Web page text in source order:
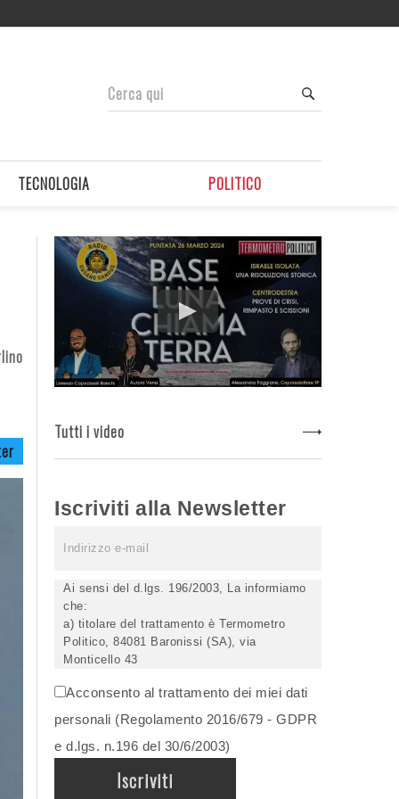
TECNOLOGIA POLITICO
Tutti i video
Iscriviti alla Newsletter
Ai sensi del d.lgs. 196/2003, La informiamo
che:
a) titolare del trattamento è Termometro
Politico, 84081 Baronissi (SA), via
Monticello 43
elettronicamente) soltanto dagli incaricati
autorizzati, esclusivamente per dare corso
all'invio della newsletter e per l'invio (anche
via email) di informazioni relative alle
c) la comunicazione dei dati è facoltativa,
Acconsento al trattamento dei miei dati
personali (Regolamento 2016/679 - GDPR
e d.lgs. n.196 del 30/6/2003)